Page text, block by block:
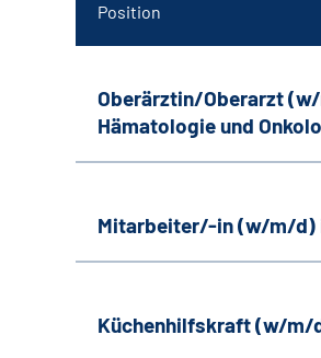
Position
Oberärztin/Oberarzt
Hämatologie und
Mitarbeiter/-in (w/m/d)
Küchenhilfskraft (w/m/